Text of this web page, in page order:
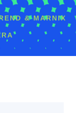
& MARNIX